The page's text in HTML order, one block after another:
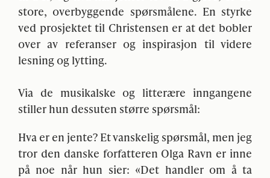
store, overbyggende spørsmålene. En styrke
ved prosjektet til Christensen er at det bobler
over av referanser og inspirasjon til videre
lesning og lytting.
Via de musikalske og litterære inngangene
stiller hun dessuten større spørsmål:
Hva er en jente? Et vanskelig spørsmål, men jeg
tror den danske forfatteren Olga Ravn er inne
på noe når hun sier: «Det handler om å ta